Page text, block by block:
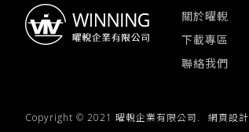
關於曜輗
下載專區
聯絡我們
Copyright © 2021 曜輗企業有限公司. 網頁設計